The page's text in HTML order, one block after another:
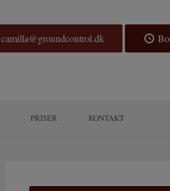
camilla@groundcontrol.dk
PRISER KONTAKT